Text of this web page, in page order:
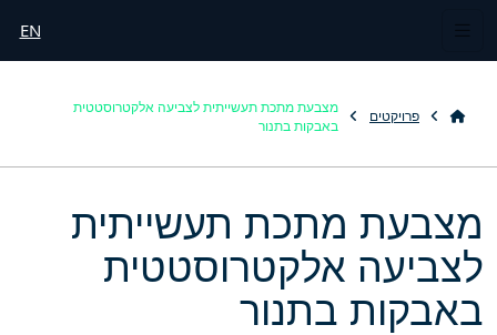
EN
פרויקטים
מצבעת מתכת תעשייתית לצביעה אלקטרוסטטית
באבקות בתנור
מצבעת מתכת תעשייתית
לצביעה אלקטרוסטטית
באבקות בתנור